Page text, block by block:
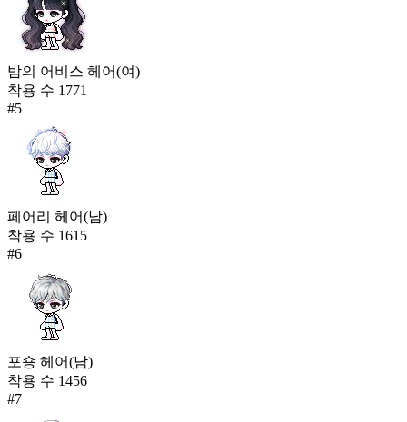
밤의 어비스 헤어(여)
착용 수 1771
#5
페어리 헤어(남)
착용 수 1615
#6
포숑 헤어(남)
착용 수 1456
#7